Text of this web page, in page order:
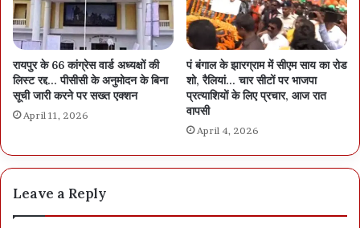
रायपुर के 66 कांग्रेस वार्ड अध्यक्षों की
लिस्ट रद्द… पीसीसी के अनुमोदन के बिना
सूची जारी करने पर सख्त एक्शन
April 11, 2026
पं बंगाल के झारग्राम में सीएम साय का रोड
शो, रैलियां… चार सीटों पर भाजपा
प्रत्याशियों के लिए प्रचार, आज रात
वापसी
April 4, 2026
Leave a Reply